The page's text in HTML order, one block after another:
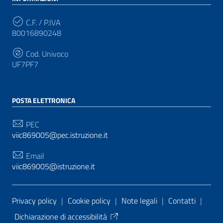
C.F. / P.IVA
80016890248
Cod. Univoco
UF7PF7
POSTA ELETTRONICA
PEC
viic869005@pec.istruzione.it
Email
viic869005@istruzione.it
Sezione Link Utili
Privacy policy | Cookie policy | Note legali | Contatti |
Dichiarazione di accessibilità